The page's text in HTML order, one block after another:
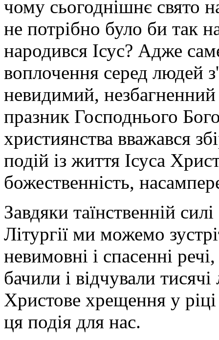
чому сьогоднішнє свято
не потрібно було би так
народився Ісус? Адже
воплочення серед людей
невидимий, незбагненний
празник Господнього
християнства вважався
подій із життя Ісуса
божественність,
Завдяки таїнственній
Літургії ми можемо
невимовні і спасенні
бачили і відчували
Христове хрещення у
ця подія для нас.